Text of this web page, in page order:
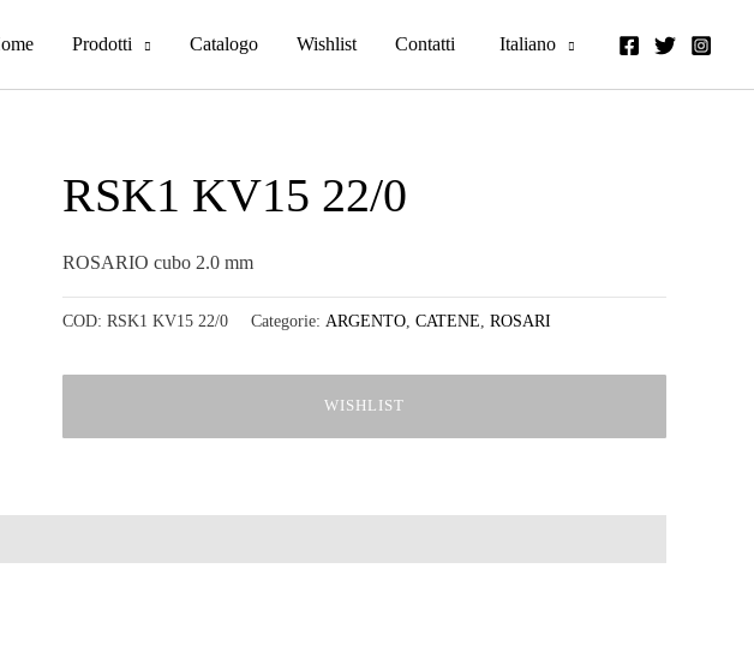
Prodotti Catalogo Wishlist Contatti Italiano
RSK1 KV15 22/0
ROSARIO cubo 2.0 mm
COD: RSK1 KV15 22/0 Categorie: ARGENTO, CATENE ROSARI
WISHLIST